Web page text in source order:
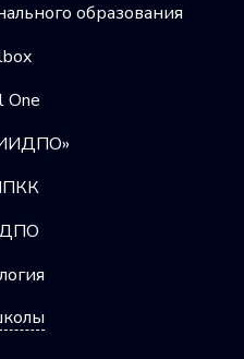
образования
One